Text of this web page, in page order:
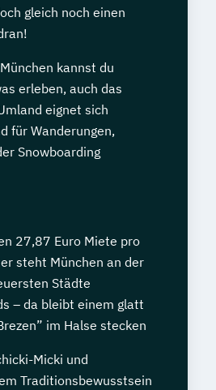
gleich noch einen
kannst du
erleben, auch das
eignet sich
für Wanderungen,
Snowboarding
27,87 Euro Miete pro
steht München an der
Städte
– da bleibt einem glatt
im Halse stecken
Micki und
Traditionsbewusstsein